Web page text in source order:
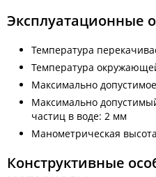
Эксплуатационные
Температура
Температура
Максимально
Максимально
частиц в воде: 2 мм
Манометрическая
Конструктивные